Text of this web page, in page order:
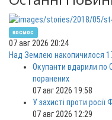
космос
07 авг 2026 20:24
Над Землею накопичилося
Окупанти вдарили по
поранених
07 авг 2026 19:58
У захисті проти росії
07 авг 2026 12:29